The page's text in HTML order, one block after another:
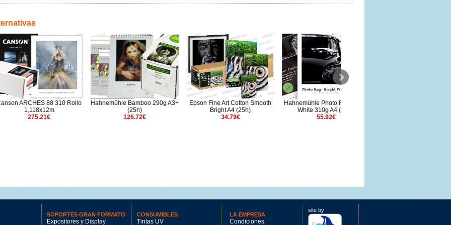
88 310 Rollo
Hahnemühle Bamboo 290g A3+
Epson Fine Art Cotton Smooth
Bright A4 (25h)
Hahnemühle Photo Rag Bright
White 310g A4 (25hj)
SOPORTES GRAN FORMATO
Expositores y Display
CONSUMIBLES
Tintas UV
LA EMPRESA
Condiciones
site by